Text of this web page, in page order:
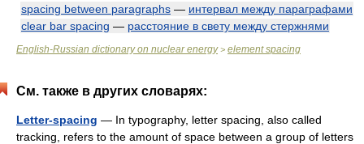
spacing between paragraphs — интервал между параграфами
clear bar spacing — расстояние в свету между стержнями
English-Russian dictionary on nuclear energy> element spacing
См. также в других словарях:
Letter-spacing — In typography, letter spacing, also called
tracking, refers to the amount of space between a group of letters